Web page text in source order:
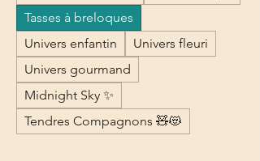
Tasses à breloques
Univers enfantin
Univers fleuri
Univers gourmand
Midnight Sky ✨
Tendres Compagnons 🧸😻